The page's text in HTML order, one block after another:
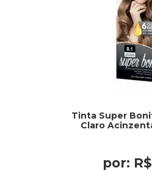
Tinta Super
Claro
por: R$